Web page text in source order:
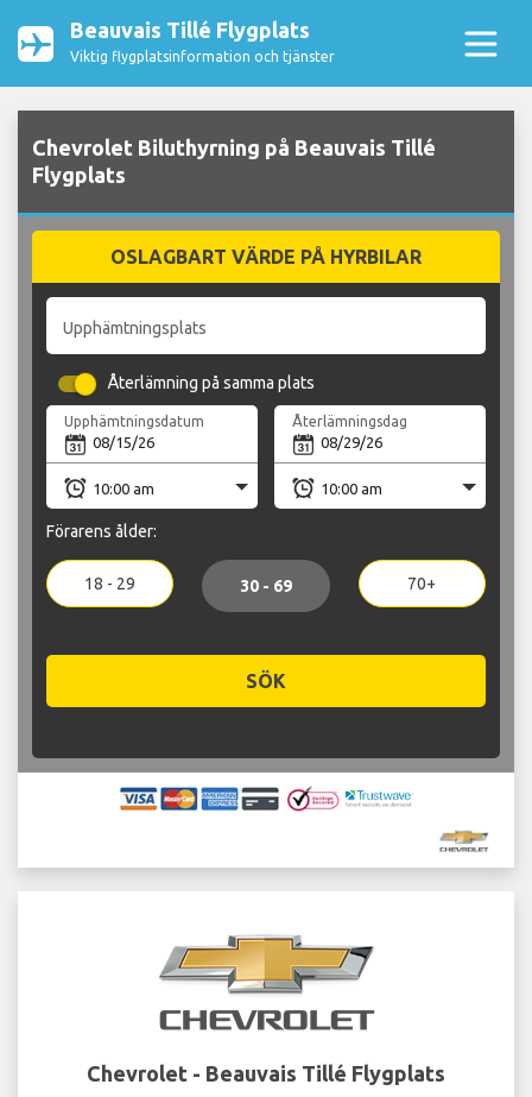
Beauvais Tillé Flygplats
Viktig flygplatsinformation och tjänster
Chevrolet Biluthyrning på Beauvais Tillé
Flygplats
OSLAGBART VÄRDE PÅ HYRBILAR
Upphämtningsplats
Återlämning på samma plats
Upphämtningsdatum Återlämningsdag
Förarens ålder:
18 - 29 30 - 69 70+
SÖK
Chevrolet - Beauvais Tillé Flygplats